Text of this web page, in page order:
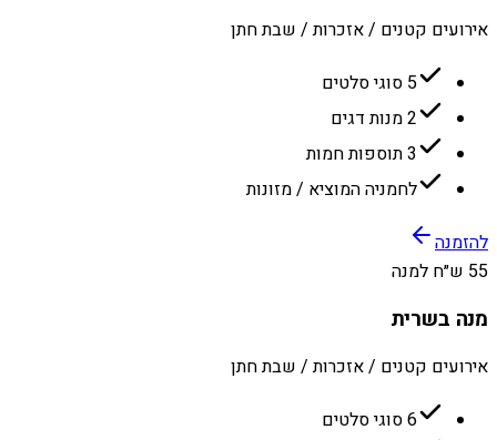
אירועים קטנים / אזכרות / שבת חתן
5 סוגי סלטים
2 מנות דגים
3 תוספות חמות
לחמניה המוציא / מזונות
להזמנה
55 ש״ח למנה
מנה בשרית
אירועים קטנים / אזכרות / שבת חתן
6 סוגי סלטים